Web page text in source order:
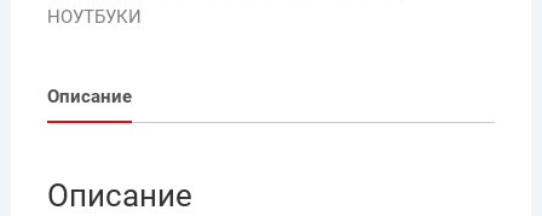
НОУТБУКИ
Описание
Описание